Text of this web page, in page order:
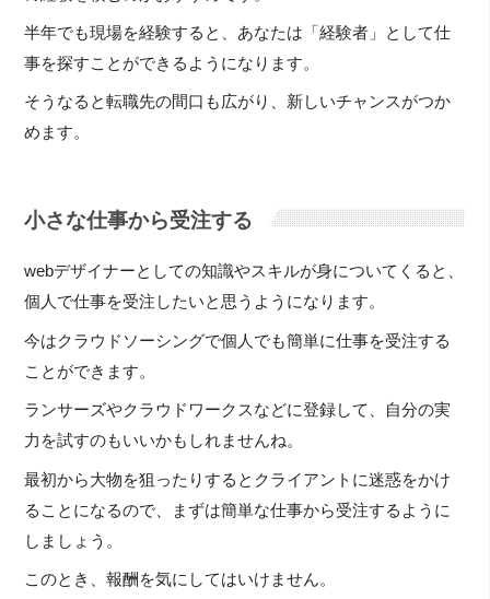
半年でも現場を経験すると、あなたは「経験者」として仕
事を探すことができるようになります。
そうなると転職先の間口も広がり、新しいチャンスがつか
めます。
小さな仕事から受注する
webデザイナーとしての知識やスキルが身についてくると、
個人で仕事を受注したいと思うようになります。
今はクラウドソーシングで個人でも簡単に仕事を受注する
ことができます。
ランサーズやクラウドワークスなどに登録して、自分の実
力を試すのもいいかもしれませんね。
最初から大物を狙ったりするとクライアントに迷惑をかけ
ることになるので、まずは簡単な仕事から受注するように
しましょう。
このとき、報酬を気にしてはいけません。